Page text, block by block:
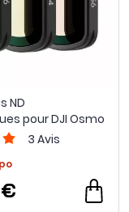
ND
pour DJI Osmo
Pocket 4
3 Avis